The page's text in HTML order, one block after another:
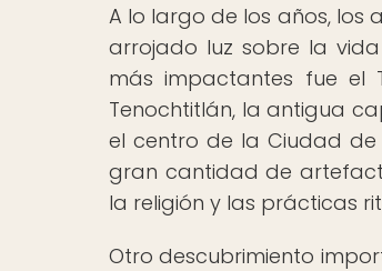
A lo largo de los años, los
arrojado luz sobre la
más impactantes fue el
Tenochtitlán, la antigua
el centro de la Ciudad de
gran cantidad de
la religión y las prácticas
Otro descubrimiento